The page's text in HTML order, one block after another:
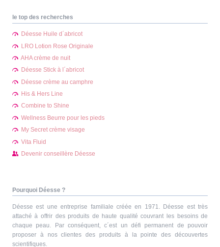
le top des recherches
Déesse Huile d´abricot
LRO Lotion Rose Originale
AHA crème de nuit
Déesse Stick à l´abricot
Déesse crème au camphre
His & Hers Line
Combine to Shine
Wellness Beurre pour les pieds
My Secret crème visage
Vita Fluid
Devenir conseillère Déesse
Pourquoi Déesse ?
Déesse est une entreprise familiale créée en 1971. Déesse est très
attaché à offrir des produits de haute qualité couvrant les besoins de
chaque peau. Par conséquent, c´est un défi permanent de pouvoir
proposer à nos clientes des produits à la pointe des découvertes
scientifiques.